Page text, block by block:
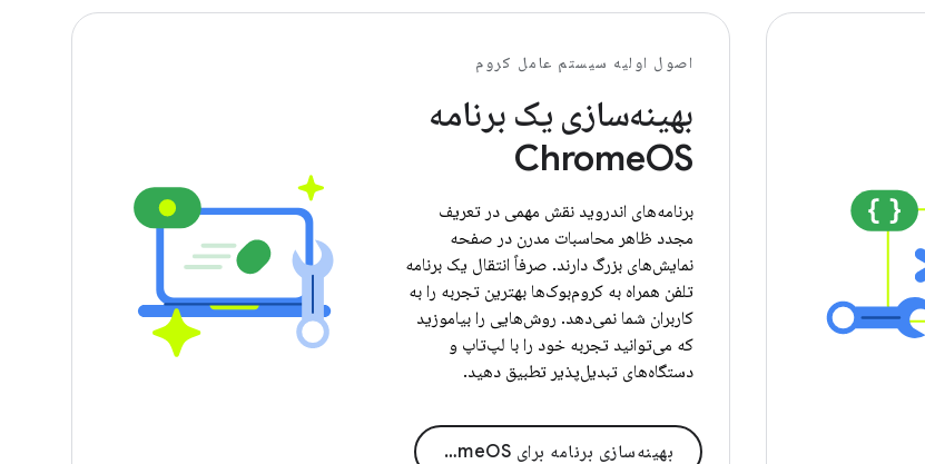
اصول اولیه سیستم عامل کروم
بهینه‌سازی یک برنامه
ChromeOS
برنامه‌های اندروید نقش مهمی در تعریف
مجدد ظاهر محاسبات مدرن در صفحه
نمایش‌های بزرگ دارند. صرفاً انتقال یک برنامه
تلفن همراه به کروم‌بوک‌ها بهترین تجربه را به
کاربران شما نمی‌دهد. روش‌هایی را بیاموزید
که می‌توانید تجربه خود را با لپ‌تاپ و
دستگاه‌های تبدیل‌پذیر تطبیق دهید.
بهینه‌سازی برنامه برای ChromeOS